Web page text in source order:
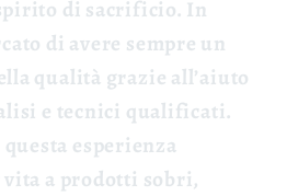
di sacrificio. In
di avere sempre un
qualità grazie all’aiuto
e tecnici qualificati.
esperienza
a prodotti sobri,